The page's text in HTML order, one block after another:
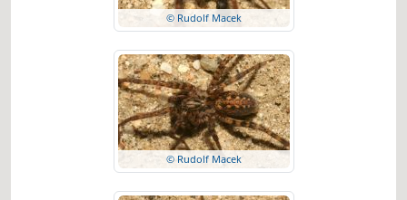
© Rudolf Macek
© Rudolf Macek